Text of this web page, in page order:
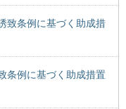
致条例に基づく助成措
条例に基づく助成措置